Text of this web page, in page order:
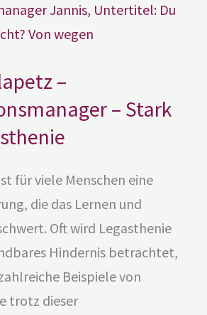
–
– Stark
für viele Menschen eine
die das Lernen und
Oft wird Legasthenie
Hindernis betrachtet,
Beispiele von
trotz dieser